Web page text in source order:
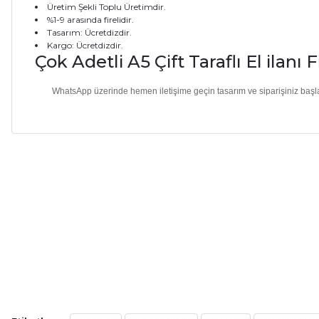
Üretim Şekli Toplu Üretimdir.
%1-9 arasında firelidir.
Tasarım: Ücretdizdir.
Kargo: Ücretdizdir.
Çok Adetli A5 Çift Taraflı El ilanı
WhatsApp üzerinde hemen iletişime geçin tasarım ve siparişiniz